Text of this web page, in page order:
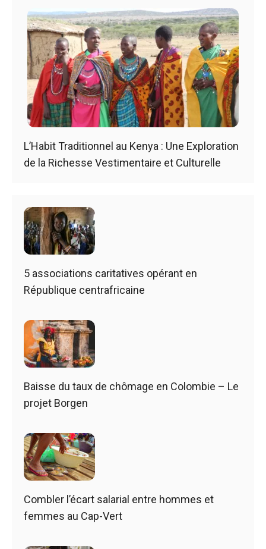
L’Habit Traditionnel au Kenya : Une Exploration
de la Richesse Vestimentaire et Culturelle
5 associations caritatives opérant en
République centrafricaine
Baisse du taux de chômage en Colombie – Le
projet Borgen
Combler l’écart salarial entre hommes et
femmes au Cap-Vert